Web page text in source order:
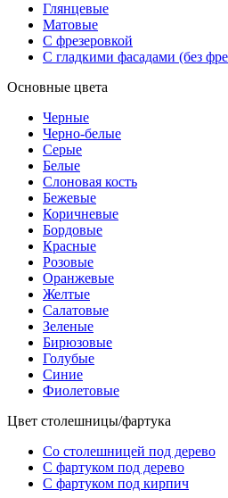
Глянцевые
Матовые
С фрезеровкой
С гладкими фасадами (без
Основные цвета
Черные
Черно-белые
Серые
Белые
Слоновая кость
Бежевые
Коричневые
Бордовые
Красные
Розовые
Оранжевые
Желтые
Салатовые
Зеленые
Бирюзовые
Голубые
Синие
Фиолетовые
Цвет столешницы/фартука
Со столешницей под дерево
С фартуком под дерево
С фартуком под кирпич